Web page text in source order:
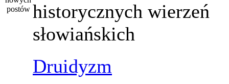
historycznych wierzeń
słowiańskich
Druidyzm